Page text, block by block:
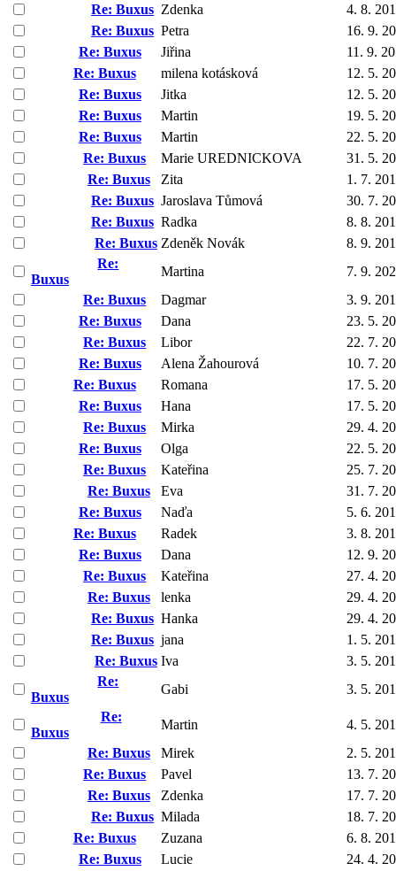
Re: Buxus Zdenka
4. 8.
Re: Buxus Petra
16. 9.
Re: Buxus
Jiřina
11. 9.
Re: Buxus
milena kotásková
12. 5.
Re: Buxus
Jitka
12. 5.
Re: Buxus
Martin
19. 5.
Re: Buxus
Martin
22. 5.
Re: Buxus
Marie UREDNICKOVA
31. 5.
Re: Buxus
Zita
1. 7.
Re: Buxus Jaroslava Tůmová
30. 7.
Re: Buxus Radka
8. 8.
Re: Buxus Zdeněk Novák
8. 9.
Re:
Buxus
Martina
7. 9.
Re: Buxus
Dagmar
3. 9.
Re: Buxus
Dana
23. 5.
Re: Buxus
Libor
22. 7.
Re: Buxus
Alena Žahourová
10. 7.
Re: Buxus
Romana
17. 5.
Re: Buxus
Hana
17. 5.
Re: Buxus
Mirka
29. 4.
Re: Buxus
Olga
22. 5.
Re: Buxus
Kateřina
25. 7.
Re: Buxus
Eva
31. 7.
Re: Buxus
Naďa
5. 6.
Re: Buxus
Radek
3. 8.
Re: Buxus
Dana
12. 9.
Re: Buxus
Kateřina
27. 4.
Re: Buxus
lenka
29. 4.
Re: Buxus Hanka
29. 4.
Re: Buxus jana
1. 5.
Re: Buxus Iva
3. 5.
Re:
Buxus
Gabi
3. 5.
Re:
Buxus
Martin
4. 5.
Re: Buxus
Mirek
2. 5.
Re: Buxus
Pavel
13. 7.
Re: Buxus
Zdenka
17. 7.
Re: Buxus Milada
18. 7.
Re: Buxus
Zuzana
6. 8.
Re: Buxus
Lucie
24. 4.